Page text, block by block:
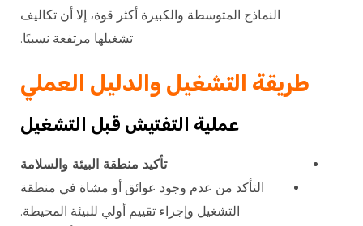
النماذج المتوسطة والكبيرة أكثر قوة، إلا أن تكاليف
تشغيلها مرتفعة نسبيًا.
طريقة التشغيل والدليل العملي
عملية التفتيش قبل التشغيل
تأكيد منطقة البيئة والسلامة
التأكد من عدم وجود عوائق أو مشاة في منطقة
التشغيل وإجراء تقييم أولي للبيئة المحيطة.